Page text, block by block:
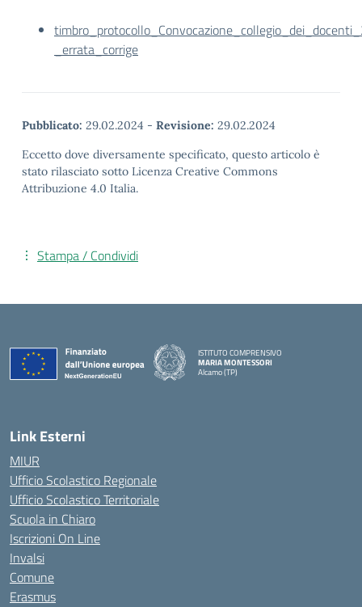
_errata_corrige
Pubblicato: 29.02.2024 - Revisione: 29.02.2024
Eccetto dove diversamente specificato, questo articolo è
stato rilasciato sotto Licenza Creative Commons
Attribuzione 4.0 Italia.
Stampa / Condividi
ISTITUTO COMPRENSIVO
MARIA MONTESSORI
Alcamo (TP)
Link Esterni
MIUR
Ufficio Scolastico Regionale
Ufficio Scolastico Territoriale
Scuola in Chiaro
Iscrizioni On Line
Invalsi
Comune
Erasmus